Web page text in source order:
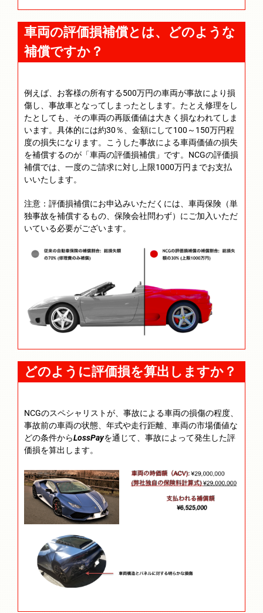
車両の評価損補償とは、どのような
補償ですか？
例えば、お客様の所有する500万円の車両が事故により損
傷し、事故車となってしまったとします。たとえ修理をし
たとしても、その車両の再販価値は大きく損なわれてしま
います。具体的には約30％、金額にして100～150万円程
度の損失になります。こうした事故による車両価値の損失
を補償するのが「車両の評価損補償」です。NCGの評価損
補償では、一度のご請求に対し上限1000万円までお支払
いいたします。
注意：評価損補償にお申込みいただくには、車両保険（単
独事故を補償するもの、保険会社問わず）にご加入いただ
いている必要がございます。
どのように評価損を算出しますか？
NCGのスペシャリストが、事故による車両の損傷の程度、
事故前の車両の状態、年式や走行距離、車両の市場価値な
どの条件からLossPayを通じて、事故によって発生した評
価損を算出します。